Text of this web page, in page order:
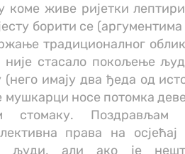
коме живе ријетки
борити се
традиционалног
није стасало покољење
(него имају два ђеда од
мушкарци носе потомка
стомаку. Поздрављам
права на осјећај
људи, али ако је